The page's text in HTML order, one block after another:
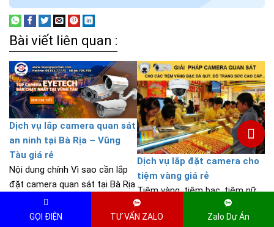
Bài viết liên quan :
Dịch vụ lắp camera quan sát
an ninh tại Bà Rịa – Vũng
Tàu giá rẻ
Nội dung chính Vì sao cần lắp
đặt camera quan sát tại Bà Rịa
– Vũng Tàu? Nên chọn công ty,
dịch vụ lắp đặt camera nào?
Dịch vụ lắp đặt camera cho
tiệm vàng giá rẻ
Tiệm vàng, tiệm bạc, tiệm nữ
trang là những địa điểm thu
hút rất lớn những kẻ trộm,
GỌI ĐIỆN TƯ VẤN ZALO Zalo Dự Án